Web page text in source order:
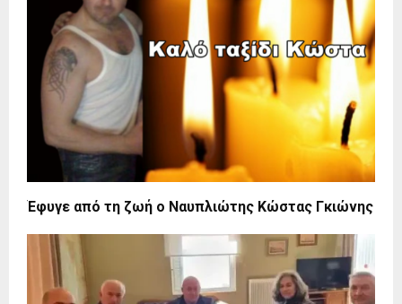
Έφυγε από τη ζωή ο Ναυπλιώτης Κώστας Γκιώνης